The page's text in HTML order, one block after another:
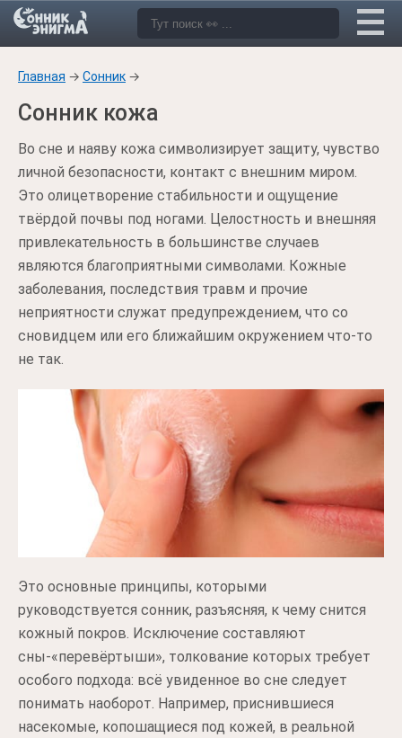
Главная → Сонник →
Сонник кожа
Во сне и наяву кожа символизирует защиту, чувство
личной безопасности, контакт с внешним миром.
Это олицетворение стабильности и ощущение
твёрдой почвы под ногами. Целостность и внешняя
привлекательность в большинстве случаев
являются благоприятными символами. Кожные
заболевания, последствия травм и прочие
неприятности служат предупреждением, что со
сновидцем или его ближайшим окружением что-то
не так.
Это основные принципы, которыми
руководствуется сонник, разъясняя, к чему снится
кожный покров. Исключение составляют
сны-«перевёртыши», толкование которых требует
особого подхода: всё увиденное во сне следует
понимать наоборот. Например, приснившиеся
насекомые, копошащиеся под кожей, в реальной